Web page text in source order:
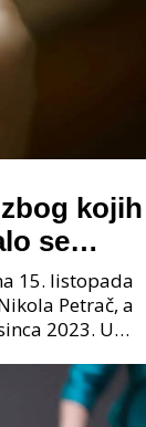
kojih
se
biti
15. listopada
Petrač, a
2023. U